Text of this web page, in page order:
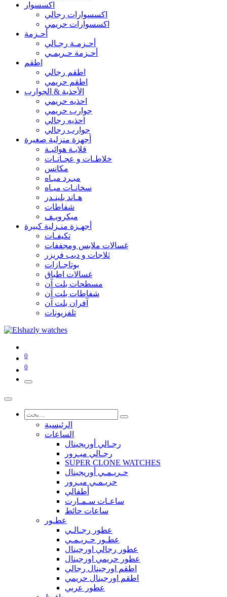
اكسسوار
اكسسوارات رجالي
اكسسوارات حريمي
أحـزمة
أحـزمـة رجـالي
أحـزمة حـريمـي
اطقم
اطقم رجالي
اطقم حريمي
الأحذية & الجوارب
احذيه حريمي
جوارب حريمي
احذيه رجالي
جوارب رجالي
أجهزة منزلية صغيرة
قلايـة هوائيـة
خلاطـات و عجـانـات
مكانس
مبـرد ميـاه
سخانـات ميـاه
هـاند بلينـدر
شفاطات
ميكرويـف
أجهـزة منـزلية كبيرة
تكيفـات
غسالات ملابس ومجففات
ثلاجات و ديب فريزر
بوتاجـازات
غسالات اطباق
مسطحات بلت آن
شفاطات بلت آن
آفران بلت آن
تلفزيونات
0
0
الرئيسية
الساعات
رجـالي أوريجينال
رجـالي ميـرور
SUPER CLONE WATCHES
حـريـمـي أوريجينال
حريـمـي ميـرور
أطفالي
ساعـات سـمـارت
ساعات حائط
عطـور
عطور رجـالـي
عطـور حـريـمـي
عطور رجالي اورجينال
عطور حريمي اورجينال
اطقم اورجينال رجالي
اطقم اورجينال حريمي
عطور عربي